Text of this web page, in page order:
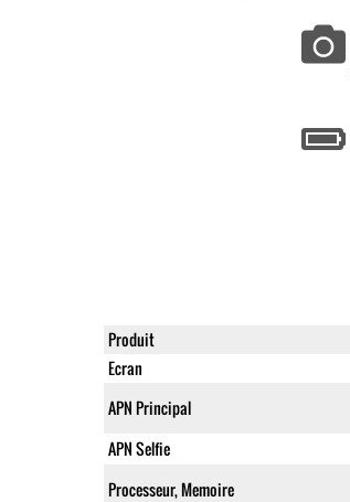
Produit
Ecran
APN Principal
APN Selfie
Processeur, Memoire